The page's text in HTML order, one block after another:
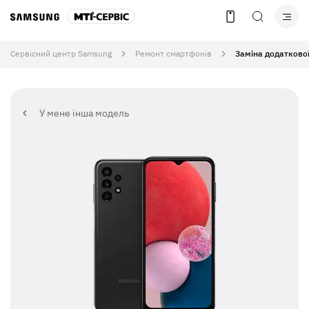
Сервісний центр Samsung Ремонт смартфонів Заміна
У мене інша модель